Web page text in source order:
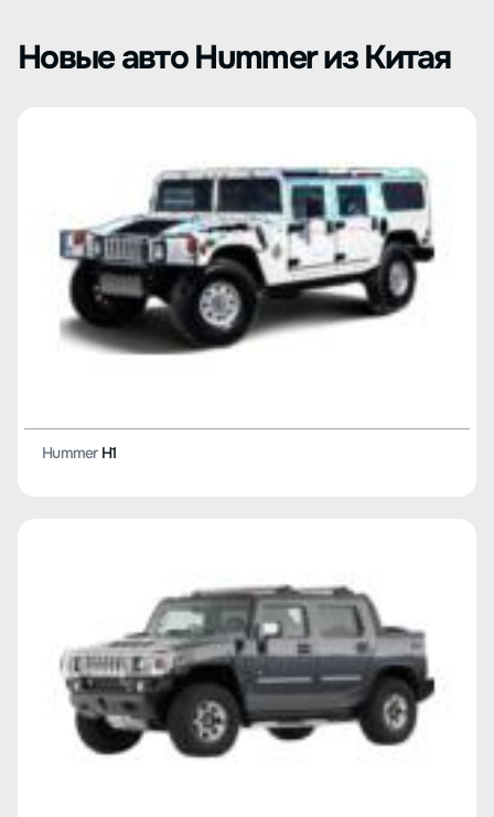
Новые авто Hummer из Китая
HummerH1